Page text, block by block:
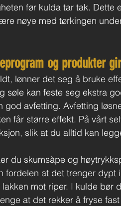
før kulda tar tak.
nøye med tørkingen
og produkter
lønner det seg å bruke
søle kan feste seg ekstra
god avfetting. Avfetting
får større effekt. På vårt
slik at du alltid kan
du skumsåpe og
fordelen at det trenger
mot riper. I kulde bør
at det rekker å fryse